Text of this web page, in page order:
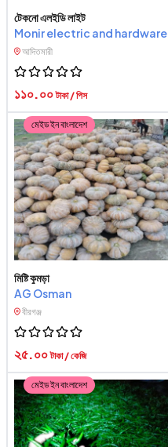
টেকনো এলইডি লাইট
Monir electric and hardware
আদিতমারী
১১০.০০টাকা / পিস
মেইড ইন বাংলাদেশ
মিষ্টি কুমড়া
AG Osman
বীরগঞ্জ
২৫.০০টাকা / কেজি
মেইড ইন বাংলাদেশ